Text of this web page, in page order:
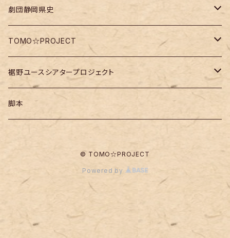
劇団静岡県史
DVD・Blu-ray
脚本
チケット
TOMO☆PROJECT
チケット
脚本
裾野ユースシアタープロジェクト
チケット
脚本
© TOMO☆PROJECT
Powered by